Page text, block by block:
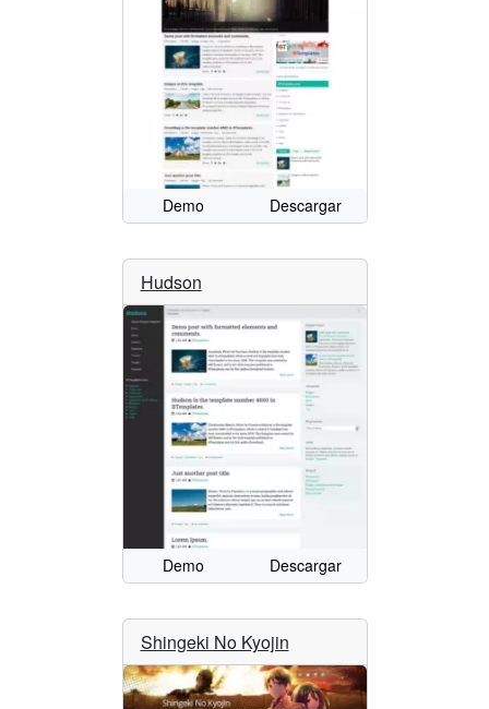
Demo Descargar
Hudson
Demo Descargar
Shingeki No Kyojin